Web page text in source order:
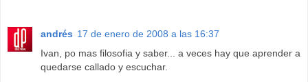
andrés 17 de enero de 2008 a las 16:37
Ivan, po mas filosofia y saber... a veces hay que aprender a
quedarse callado y escuchar.